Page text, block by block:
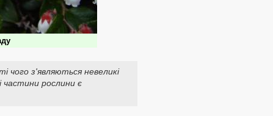
чого з'являються невеликі
частини рослини є